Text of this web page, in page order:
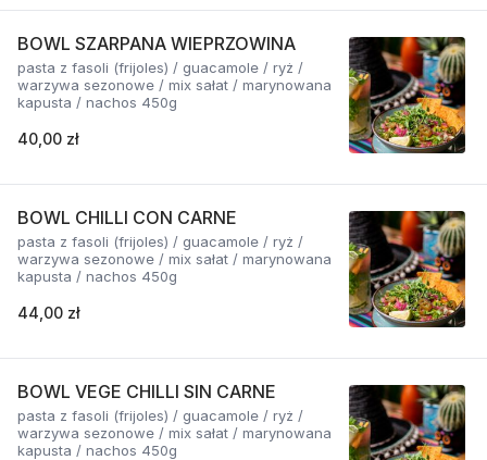
BOWL SZARPANA WIEPRZOWINA
pasta z fasoli (frijoles) / guacamole / ryż /
warzywa sezonowe / mix sałat / marynowana
kapusta / nachos 450g
40,00 zł
BOWL CHILLI CON CARNE
pasta z fasoli (frijoles) / guacamole / ryż /
warzywa sezonowe / mix sałat / marynowana
kapusta / nachos 450g
44,00 zł
BOWL VEGE CHILLI SIN CARNE
pasta z fasoli (frijoles) / guacamole / ryż /
warzywa sezonowe / mix sałat / marynowana
kapusta / nachos 450g